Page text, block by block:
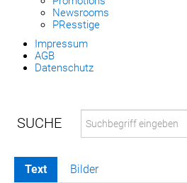
Newsrooms
PResstige
Impressum
AGB
Datenschutz
Text Bilder